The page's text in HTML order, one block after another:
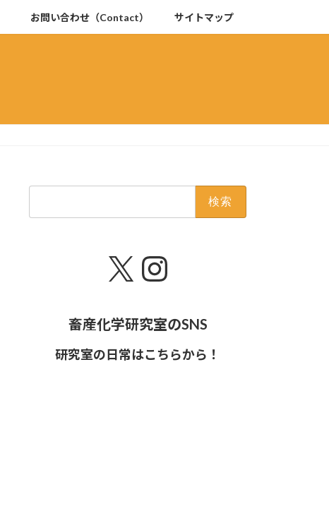
お問い合わせ（Contact） サイトマップ
X Instagram
畜産化学研究室のSNS
研究室の日常はこちらから！